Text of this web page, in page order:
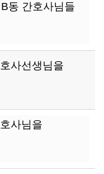
동 간호사님들
사선생님을
사님을